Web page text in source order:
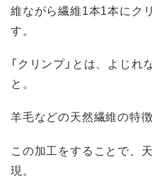
維ながら繊維1本1本にク
す。
「クリンプ」とは、よじ
と。
羊毛などの天然繊維の特徴
この加工をすることで、
現。